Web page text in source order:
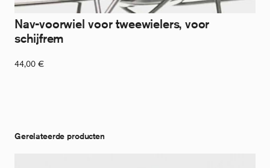
Nav-voorwiel voor tweewielers, voor
schijfrem
44,00 €
Gerelateerde producten